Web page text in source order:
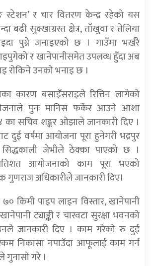
स्टेशन’ र चार वितरण केन्द्र रहेको यस
बढी सुक्खाग्रस्त क्षेत्र, ताँखुवा र तेलिया
पुग्ने जनाइएको छ । गाउँमा भर्खरै
र खानेपानीसमेत उपलव्ध हुँदा अब
रोकिने उनको भनाइ छ ।
कारण बसाइँसराइले रित्तिन लागेको
पुनः मानिस फर्केर आउने आशा
सचिव शङ्कर ओझाले जानकारी दिए ।
दुई वर्षमा आयोजना पूरा हुनेगरी भद्रपुर
जेभीले ठेक्का पाएको छ ।
आयोजनाको काम पूरा भएको
गुणराज अधिकारीले जानकारी दिए।
किमी पाइप लाइन विस्तार, खानेपानी
ट्याङ्की र चारवटा सुरक्षा भवनको
जानकारी दिए । काम गरेको रु दुई
निकासा नपाउँदा आफूलाई काम गर्न
गरे ।